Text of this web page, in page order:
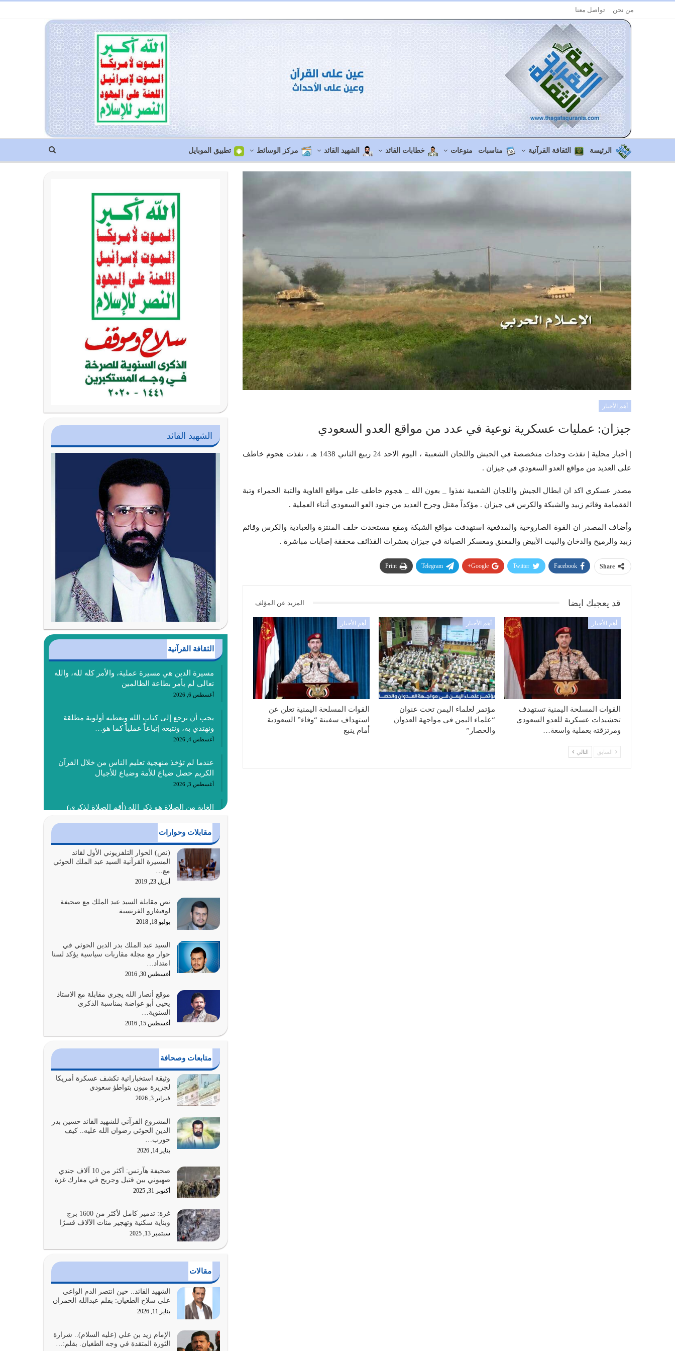
من نحن تواصل معنا
الرئيسة الثقافة القرآنية مناسبات منوعات خطابات القائد الشهيد القائد مركز الوسائط تطبيق الموبايل
أهم الأخبار
جيزان: عمليات عسكرية نوعية في عدد من مواقع العدو السعودي
| أخبار محلية | نفذت وحدات متخصصة في الجيش واللجان الشعبية ، اليوم الاحد 24 ربيع الثاني 1438 هـ ، نفذت هجوم خاطف
على العديد من مواقع العدو السعودي في جيزان .
مصدر عسكري اكد ان ابطال الجيش واللجان الشعبية نفذوا _ بعون الله _ هجوم خاطف على مواقع الغاوية والتبة الحمراء وتبة
الققمامة وقائم زبيد والشبكة والكرس في جيزان . مؤكداً مقتل وجرح العديد من جنود العو السعودي أثناء العملية .
وأضاف المصدر ان القوة الصاروخية والمدفعية استهدفت مواقع الشبكة ومقع مستحدث خلف المنتزة والعبادية والكرس وقائم
زبيد والرميح والدخان والبيت الأبيض والمعنق ومعسكر الصيانة في جيزان بعشرات القذائف محققة إصابات مباشرة .
Share
Facebook
Twitter
Google+
Telegram
Print
قد يعجبك ايضا المزيد عن المؤلف
أهم الأخبار
القوات المسلحة اليمنية تستهدف
تحشيدات عسكرية للعدو السعودي
ومرتزقته بعملية واسعة…
أهم الأخبار
مؤتمر لعلماء اليمن تحت عنوان
“علماء اليمن في مواجهة العدوان
والحصار”
أهم الأخبار
القوات المسلحة اليمنية تعلن عن
استهداف سفينة “وفاء” السعودية
أمام ينبع
السابق التالي
الشهيد القائد
الثقافة القرآنية
مسيرة الدين هي مسيرة عملية، والأمر كله لله، والله
تعالى لم يأمر بطاعة الظالمين
أغسطس 6, 2026
يجب أن نرجع إلى كتاب الله ونعطيه أولوية مطلقة
ونهتدي به، ونتبعه إتباعاً عملياً كما هو…
أغسطس 4, 2026
عندما لم تؤخذ منهجية تعليم الناس من خلال القرآن
الكريم حصل ضياع للأمة وضياع للأجيال
أغسطس 3, 2026
الغاية من الصلاة هو ذكر الله (أقم الصلاة لذكري)
أغسطس 2, 2026
السبب الرئيسي لشقاء الأمة الابتعاد عن كتاب الله
والتعدي لحدود الله بالإضافات للدين
أغسطس 1, 2026
أبرز أسباب الشقاء هو الإعراض عن ذكر الله وعن هدى
الله المتمثل في القرآن الكريم
يوليو 31, 2026
أولياء الشيطان كلما كانوا أكثر ولاءً وطاعة للشيطان
كلما كانوا أكثر ضعفاً
يوليو 30, 2026
والرزق والاستبشار والنجاة والخلود في…
يوليو 29, 2026
هل نحن من الصالحين؟ قيِّم نفسك هنا اترك القرآن
على أصله وأعرض نفسك، وأعرض ما لديك على…
يوليو 27, 2026
عندما يكون عدوك هو عدو الله معناه أن تكون نقاط
الضعف فيه كثيرة وسينصرك الله عليه إذا…
يوليو 26, 2026
أراد الله لهذه الأمة ان تكون خير امة أخرجت للناس
بالنهوض بالأمر بالمعروف والنهي عن…
يوليو 25, 2026
الدين الذي شرعه الله لا يجوز أن يخضع لآرائنا وأهوائنا
واجتهاداتنا لأننا سنختلف ونتفرق
يوليو 24, 2026
يجب أن نعود جميعاً الى القرآن وعندنا أخطاء جميعاً
لنعتصم بحبل الله جميعاً وليس كل…
يوليو 22, 2026
المُلك كله لله تعالى يؤتيه من يشاء وينزعه ممن يشاء
مقابلات وحوارات
(نص) الحوار التلفزيوني الأول لقائد
المسيرة القرآنية السيد عبد الملك الحوثي
مع…
أبريل 23, 2019
نص مقابلة السيد عبد الملك مع صحيفة
لوفيغارو الفرنسية.
يوليو 18, 2018
السيد عبد الملك بدر الدين الحوثي في
حوار مع مجلة مقاربات سياسية يؤكد لسنا
امتداد…
أغسطس 30, 2016
موقع أنصار الله يجري مقابلة مع الاستاذ
يحيى أبو عواضة بمناسبة الذكرى
السنوية…
أغسطس 15, 2016
متابعات وصحافة
وثيقة استخباراتية تكشف عسكرة أمريكا
لجزيرة ميون بتواطؤ سعودي
فبراير 3, 2026
المشروع القرآني للشهيد القائد حسين بدر
الدين الحوثي رضوان الله عليه.. كيف
حورب…
يناير 14, 2026
صحيفة هآرتس: أكثر من 10 آلاف جندي
صهيوني بين قتيل وجريح في معارك غزة
أكتوبر 31, 2025
غزة: تدمير كامل لأكثر من 1600 برج
وبناية سكنية وتهجير مئات الآلاف قسرًا
سبتمبر 13, 2025
مقالات
الشهيد القائد.. حين انتصر الدم الواعي
على سلاح الطغيان: بقلم عبدالله الحمران
يناير 11, 2026
الإمام زيد بن علي (عليه السلام).. شرارة
الثورة المتقدة في وجه الطغيان. بقلم:…